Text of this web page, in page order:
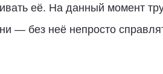
её. На данный момент
— без неё непросто